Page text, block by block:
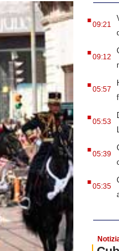
.09:21
.09:12
.05:57
.05:53
.05:39
.05:35